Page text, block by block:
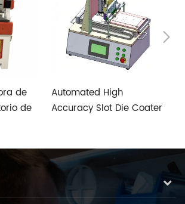
de
de
vidrio
Automated High
Accuracy Slot Die Coater